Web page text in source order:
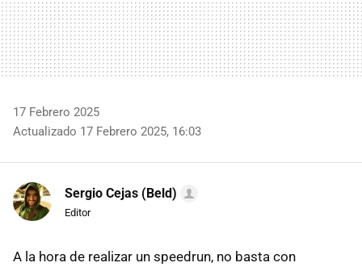
17 Febrero 2025
Actualizado 17 Febrero 2025, 16:03
Sergio Cejas (Beld)
Editor
A la hora de realizar un speedrun, no basta con